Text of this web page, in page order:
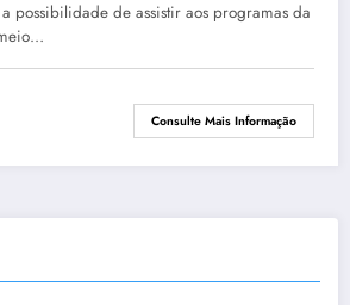
possibilidade de assistir aos programas da
Consulte Mais Informação